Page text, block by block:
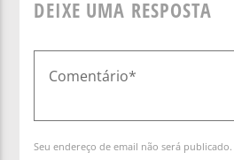
DEIXE UMA RESPOSTA
Seu endereço de email não será